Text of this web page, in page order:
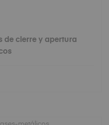
de cierre y apertura